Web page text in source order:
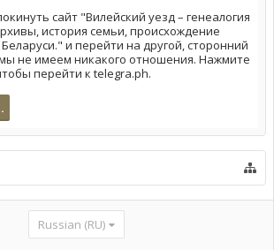
сайт "Вилейский уезд – генеалогия
история семьи, происхождение
и перейти на другой, сторонний
не имеем никакого отношения. Нажмите
перейти к telegra.ph.
Russian (RU)